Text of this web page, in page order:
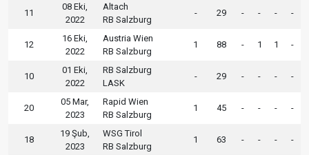
11
08 Eki,
2022
Altach
RB Salzburg
- 29 - - - -
12
16 Eki,
2022
Austria Wien
RB Salzburg
1 88 - 1 1 -
10
01 Eki,
2022
RB Salzburg
LASK
- 29 - - - -
20
05 Mar,
2023
Rapid Wien
RB Salzburg
1 45 - - - -
18
19 Şub,
2023
WSG Tirol
RB Salzburg
1 63 - - - -